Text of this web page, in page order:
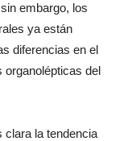
embargo, los
ya están
diferencias en el
organolépticas del
clara la tendencia